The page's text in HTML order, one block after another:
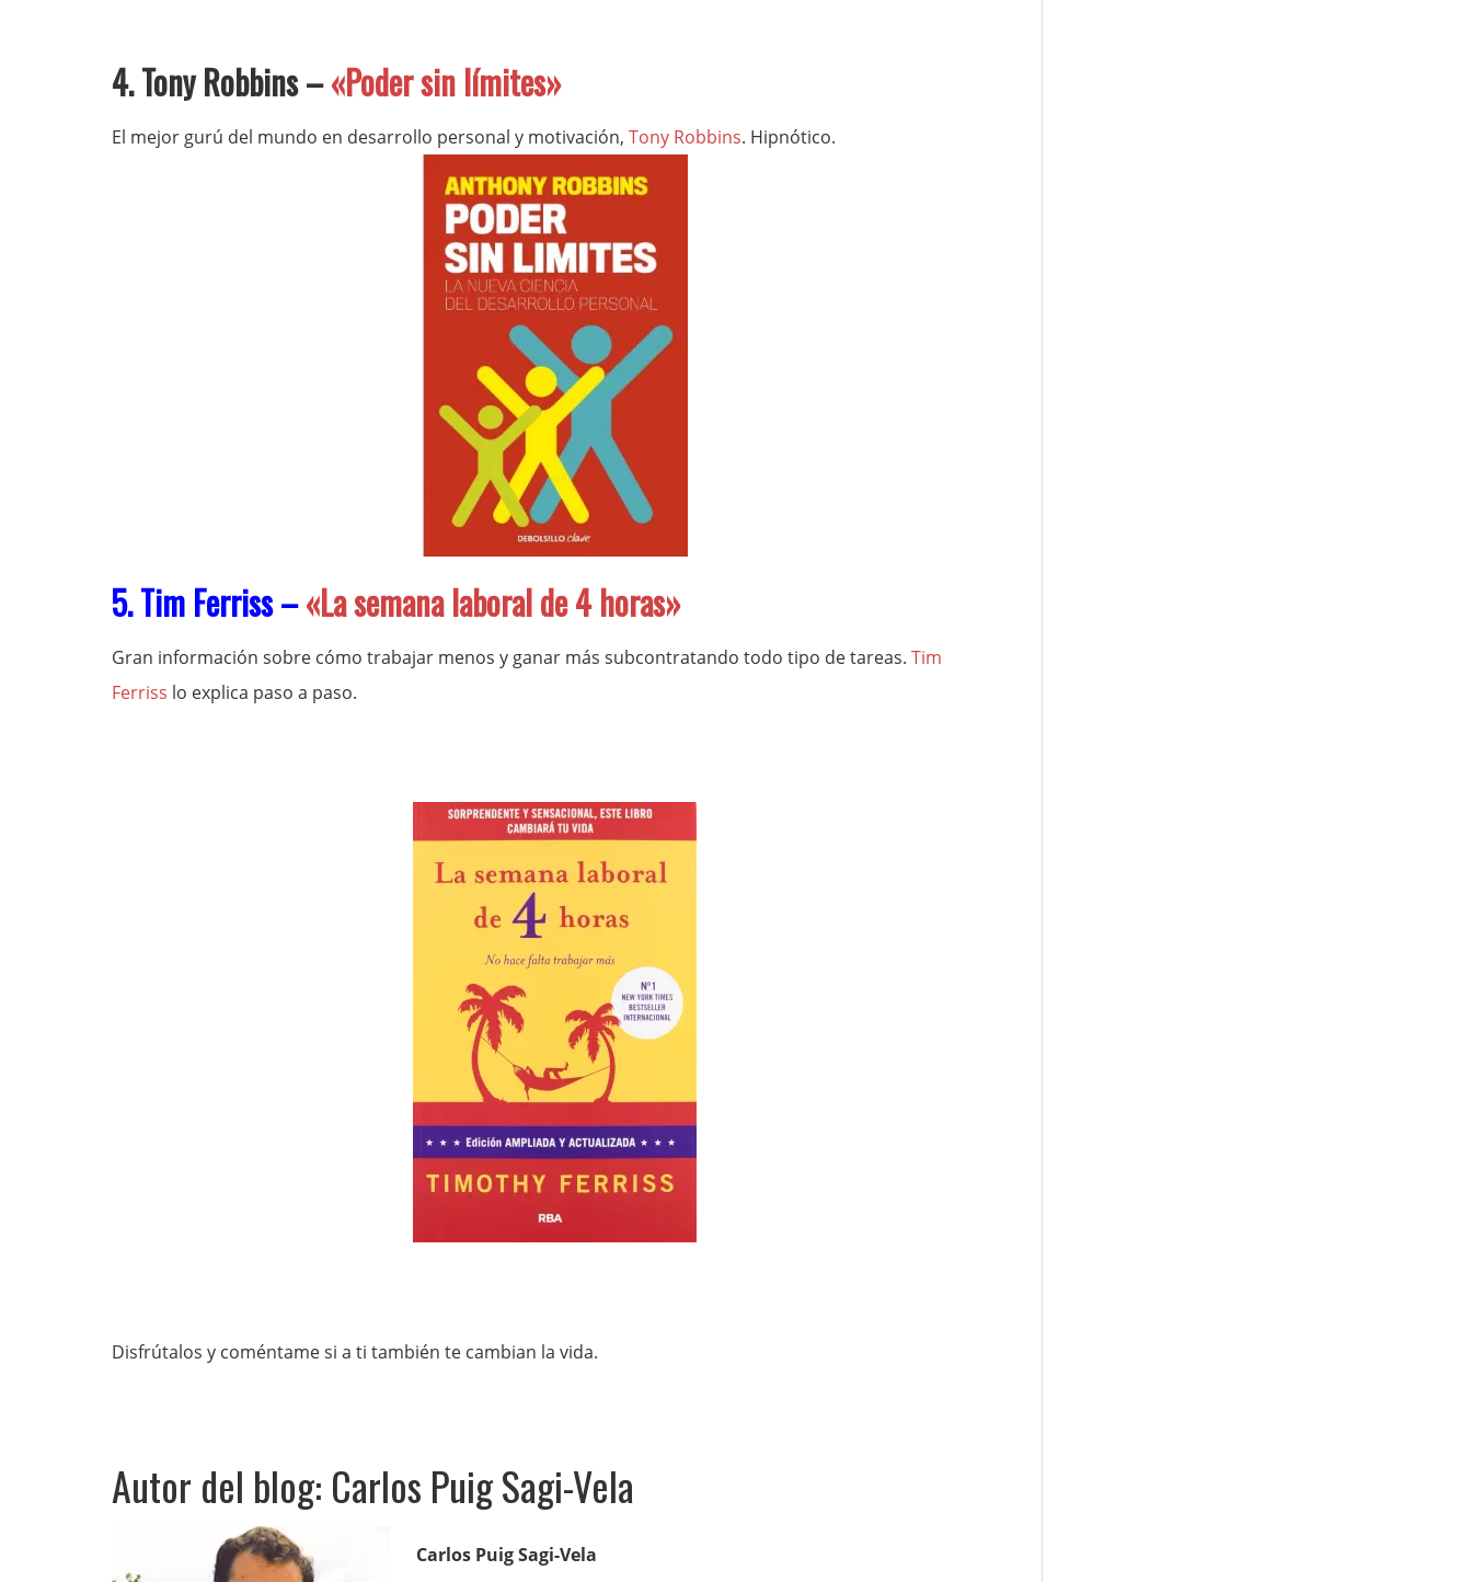
4. Tony Robbins –«Poder sin límites»
El mejor gurú del mundo en desarrollo personal y motivación, Tony Robbins. Hipnótico.
5. Tim Ferriss –«La semana laboral de 4 horas»
Gran información sobre cómo trabajar menos y ganar más subcontratando todo tipo de tareas. Tim
Ferriss lo explica paso a paso.
Disfrútalos y coméntame si a ti también te cambian la vida.
Autor del blog: Carlos Puig Sagi-Vela
Carlos Puig Sagi-Vela